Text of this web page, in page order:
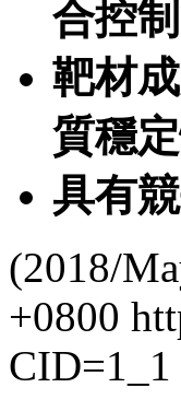
合控制
靶材
質穩定
具有
(2018/
+0800
CID=1_1